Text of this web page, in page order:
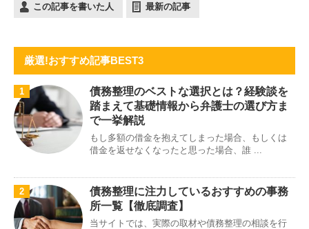
この記事を書いた人 最新の記事
厳選!おすすめ記事BEST3
1
債務整理のベストな選択とは？経験談を
踏まえて基礎情報から弁護士の選び方ま
で一挙解説
もし多額の借金を抱えてしまった場合、もしくは
借金を返せなくなったと思った場合、誰 ...
2
債務整理に注力しているおすすめの事務
所一覧【徹底調査】
当サイトでは、実際の取材や債務整理の相談を行